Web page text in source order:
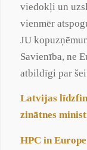
viedokļi un
vienmēr
JU
Savienība, ne
atbildīgi par
Latvijas
zinātnes
HPC in Europe